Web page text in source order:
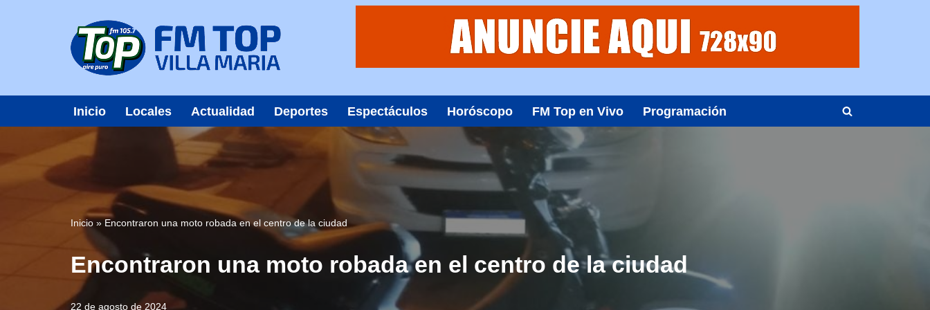
Inicio Locales Actualidad Deportes Espectáculos Horóscopo FM Top en Vivo Programación
Inicio » Encontraron una moto robada en el centro de la ciudad
Encontraron una moto robada en el centro de la ciudad
22 de agosto de 2024